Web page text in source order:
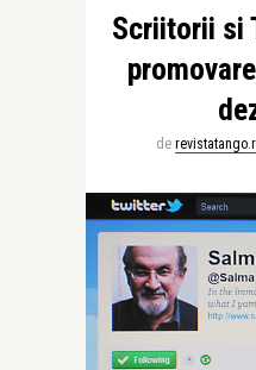
Scriitorii si
de